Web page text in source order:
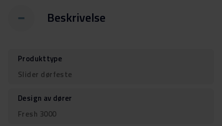
Beskrivelse
Produkttype
Slider dørfeste
Design av dører
Fresh 3000